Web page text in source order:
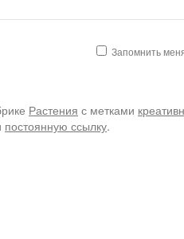
Запомнить
Растения с метками
постоянную ссылку.